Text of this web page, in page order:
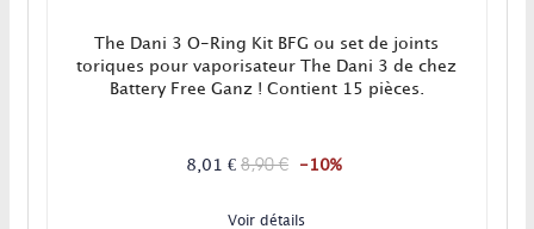
The Dani 3 O-Ring Kit BFG ou set de joints
toriques pour vaporisateur The Dani 3 de chez
Battery Free Ganz ! Contient 15 pièces.
8,01 € 8,90 € -10%
Voir détails